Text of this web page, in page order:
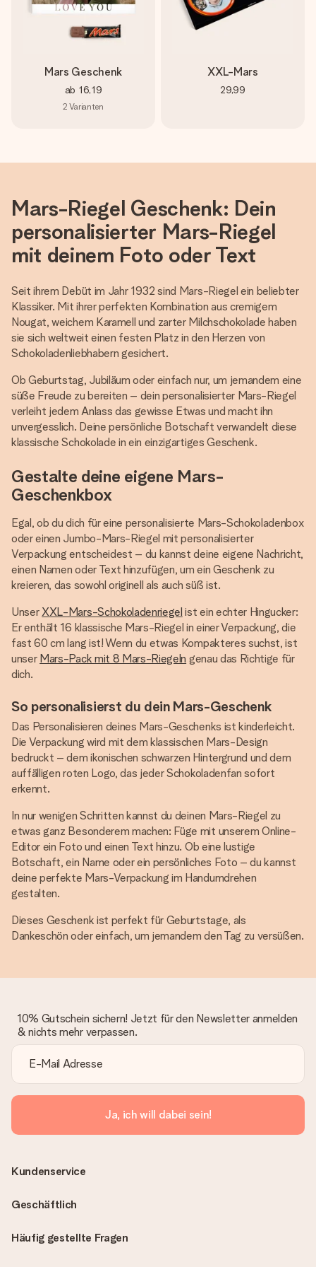
Montag - Freitag : 8:30 - 17:00 Uhr
Samstag - Sonntag : 8:30 - 13:00 Uhr
Mars Geschenk
ab 16,19
2 Varianten
XXL-Mars
29,99
Mars-Riegel Geschenk: Dein
personalisierter Mars-Riegel
mit deinem Foto oder Text
Seit ihrem Debüt im Jahr 1932 sind Mars-Riegel ein beliebter
Klassiker. Mit ihrer perfekten Kombination aus cremigem
Nougat, weichem Karamell und zarter Milchschokolade haben
sie sich weltweit einen festen Platz in den Herzen von
Schokoladenliebhabern gesichert.
Ob Geburtstag, Jubiläum oder einfach nur, um jemandem eine
süße Freude zu bereiten – dein personalisierter Mars-Riegel
verleiht jedem Anlass das gewisse Etwas und macht ihn
unvergesslich. Deine persönliche Botschaft verwandelt diese
klassische Schokolade in ein einzigartiges Geschenk.
Gestalte deine eigene Mars-
Geschenkbox
Egal, ob du dich für eine personalisierte Mars-Schokoladenbox
oder einen Jumbo-Mars-Riegel mit personalisierter
Verpackung entscheidest – du kannst deine eigene Nachricht,
einen Namen oder Text hinzufügen, um ein Geschenk zu
kreieren, das sowohl originell als auch süß ist.
Unser XXL-Mars-Schokoladenriegel ist ein echter Hingucker:
Er enthält 16 klassische Mars-Riegel in einer Verpackung, die
fast 60 cm lang ist! Wenn du etwas Kompakteres suchst, ist
unser Mars-Pack mit 8 Mars-Riegeln genau das Richtige für
dich.
So personalisierst du dein Mars-Geschenk
Das Personalisieren deines Mars-Geschenks ist kinderleicht.
Die Verpackung wird mit dem klassischen Mars-Design
bedruckt – dem ikonischen schwarzen Hintergrund und dem
auffälligen roten Logo, das jeder Schokoladenfan sofort
erkennt.
In nur wenigen Schritten kannst du deinen Mars-Riegel zu
etwas ganz Besonderem machen: Füge mit unserem Online-
Editor ein Foto und einen Text hinzu. Ob eine lustige
Botschaft, ein Name oder ein persönliches Foto – du kannst
deine perfekte Mars-Verpackung im Handumdrehen
gestalten.
Dieses Geschenk ist perfekt für Geburtstage, als
Dankeschön oder einfach, um jemandem den Tag zu versüßen.
10% Gutschein sichern! Jetzt für den Newsletter anmelden
& nichts mehr verpassen.
Ja, ich will dabei sein!
Häufig gestellte Fragen
Kundenservice
Geschäftlich